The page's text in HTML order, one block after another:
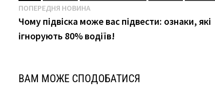
Навігація
записів
ПОПЕРЕДНЯ НОВИНАПопередня
новина
Чому підвіска може вас підвести: ознаки, які
ігнорують 80% водіїв!
ВАМ МОЖЕ СПОДОБАТИСЯ